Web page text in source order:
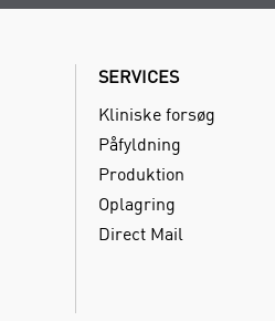
SERVICES
Kliniske forsøg
Påfyldning
Produktion
Oplagring
Direct Mail